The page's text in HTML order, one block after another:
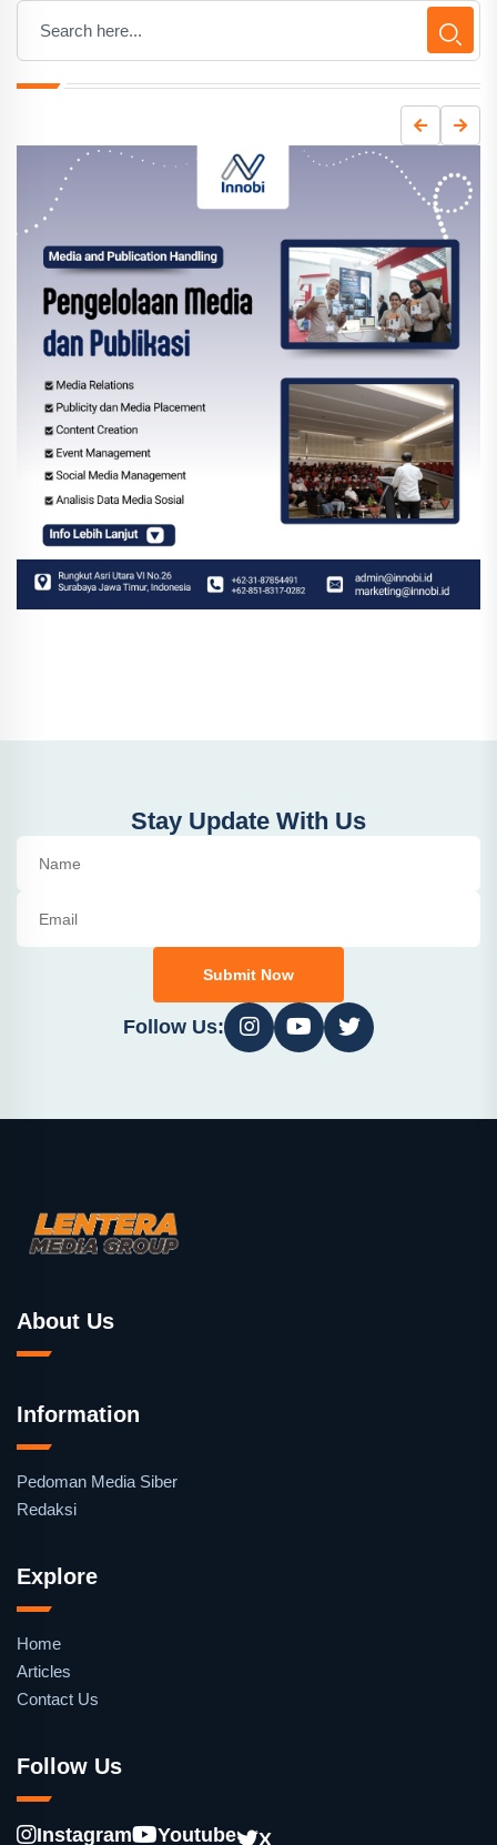
Stay Update With Us
Submit Now
Follow Us:
About Us
Information
Pedoman Media Siber
Redaksi
Explore
Home
Articles
Contact Us
Follow Us
Instagram Youtube X